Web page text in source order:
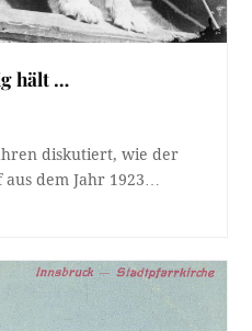
hält …
diskutiert, wie der
dem Jahr 1923…